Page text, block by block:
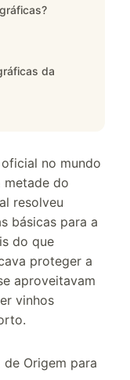
da
oficial no mundo
metade do
resolveu
básicas para a
do que
proteger a
aproveitavam
vinhos